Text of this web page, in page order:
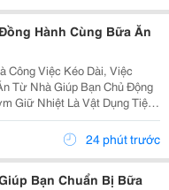
Hành Cùng Bữa Ăn
Công Việc Kéo Dài, Việc
Từ Nhà Giúp Bạn Chủ Động
Giữ Nhiệt Là Vật Dụng Tiện
Món Ăn Và Phù Hợp Với
Ăn Trưa Tại Trường,
24 phút trước
Bạn Chuẩn Bị Bữa